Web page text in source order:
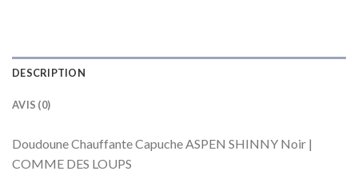
DESCRIPTION
AVIS (0)
Doudoune Chauffante Capuche ASPEN SHINNY Noir |
COMME DES LOUPS